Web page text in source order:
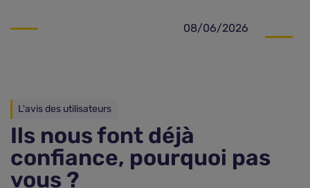
08/06/2026
L'avis des utilisateurs
Ils nous font déjà
confiance, pourquoi pas
vous ?